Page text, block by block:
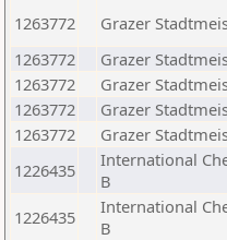
1263772
Grazer
1263772
Grazer
1263772
Grazer
1263772
Grazer
1263772
Grazer
1226435
International
B
1226435
International
B